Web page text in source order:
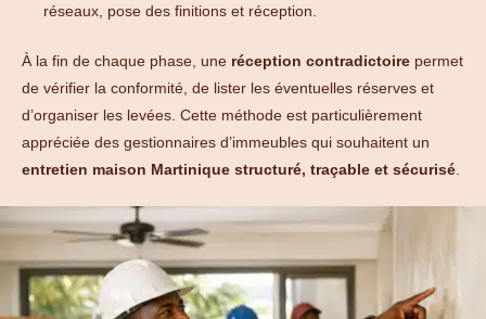
réseaux, pose des finitions et réception.
À la fin de chaque phase, une réception contradictoire permet
de vérifier la conformité, de lister les éventuelles réserves et
d’organiser les levées. Cette méthode est particulièrement
appréciée des gestionnaires d’immeubles qui souhaitent un
entretien maison Martinique structuré, traçable et sécurisé